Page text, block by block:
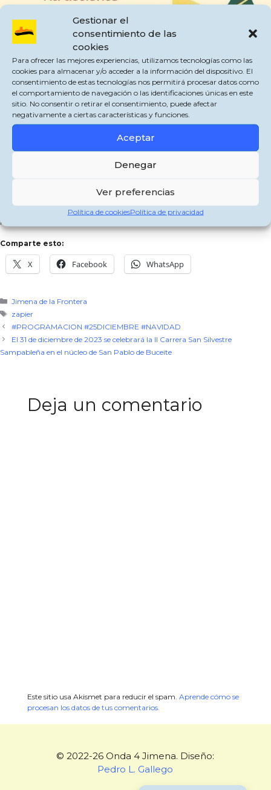
Gestionar el
consentimiento de las
cookies
Para ofrecer las mejores experiencias, utilizamos tecnologías como las
cookies para almacenar y/o acceder a la información del dispositivo. El
consentimiento de estas tecnologías nos permitirá procesar datos como
el comportamiento de navegación o las identificaciones únicas en este
sitio. No consentir o retirar el consentimiento, puede afectar
negativamente a ciertas características y funciones.
Aceptar
Denegar
Ver preferencias
Política de cookiesPolítica de privacidad
Mañana 26 de diciembre hay fiesta infantil en la calle Real y Plaza Los
Naranjos de San Pablo, de 16:30 a 19:30 horas.
Contaremos con la visita del Cartero Real, nevada artificial, merienda,
¡Lleva tu complemento navideño y a disfrutar!
Comparte esto:
X Facebook WhatsApp
Categorías
Jimena de la Frontera
Etiquetas
zapier
#PROGRAMACION #25DICIEMBRE #NAVIDAD
El 31 de diciembre de 2023 se celebrará la II Carrera San Silvestre
Sampableña en el núcleo de San Pablo de Buceite
Deja un comentario
Este sitio usa Akismet para reducir el spam. Aprende cómo se
procesan los datos de tus comentarios.
© 2022-26 Onda 4 Jimena. Diseño:
Pedro L. Gallego